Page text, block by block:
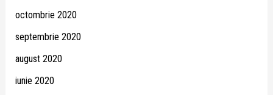
octombrie 2020
septembrie 2020
august 2020
iunie 2020